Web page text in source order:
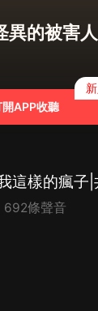
異的被害
開APP收聽
692條聲音